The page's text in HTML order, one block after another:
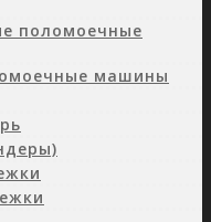
поломоечные
машины